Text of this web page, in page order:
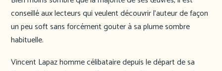
conseillé aux lecteurs qui veulent découvrir l’auteur de façon
un peu soft sans forcément gouter à sa plume sombre
habituelle.
Vincent Lapaz homme célibataire depuis le départ de sa